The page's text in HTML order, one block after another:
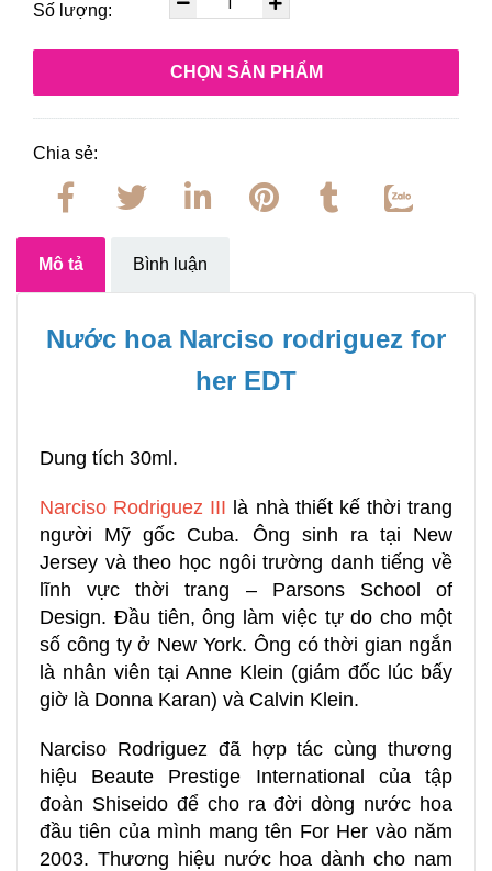
Số lượng:
CHỌN SẢN PHẨM
Chia sẻ:
Mô tả Bình luận
Nước hoa Narciso rodriguez for
her EDT
Dung tích 30ml.
Narciso Rodriguez III là nhà thiết kế thời trang
người Mỹ gốc Cuba. Ông sinh ra tại New
Jersey và theo học ngôi trường danh tiếng về
lĩnh vực thời trang – Parsons School of
Design. Đầu tiên, ông làm việc tự do cho một
số công ty ở New York. Ông có thời gian ngắn
là nhân viên tại Anne Klein (giám đốc lúc bấy
giờ là Donna Karan) và Calvin Klein.
Narciso Rodriguez đã hợp tác cùng thương
hiệu Beaute Prestige International của tập
đoàn Shiseido để cho ra đời dòng nước hoa
đầu tiên của mình mang tên For Her vào năm
2003. Thương hiệu nước hoa dành cho nam